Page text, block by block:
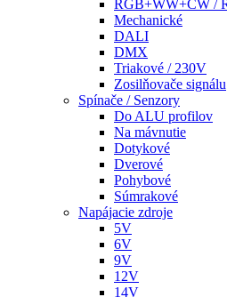
RGB+WW+CW /
Mechanické
DALI
DMX
Triakové / 230V
Zosilňovače signálu
Spínače / Senzory
Do ALU profilov
Na mávnutie
Dotykové
Dverové
Pohybové
Súmrakové
Napájacie zdroje
5V
6V
9V
12V
14V